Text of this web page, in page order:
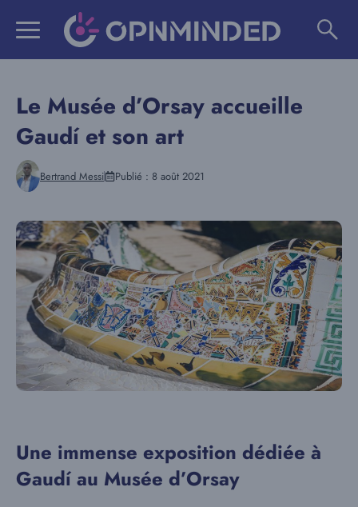
Le Musée d’Orsay accueille
Gaudí et son art
Bertrand Messi Publié : 8 août 2021
Une immense exposition dédiée à
Gaudí au Musée d’Orsay